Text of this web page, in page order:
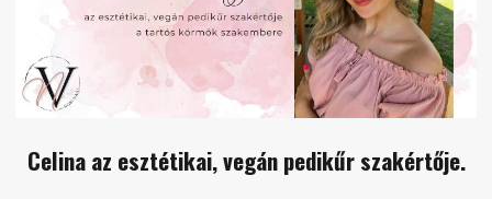
Celina az esztétikai, vegán pedikűr szakértője.